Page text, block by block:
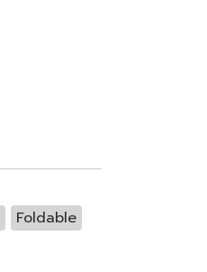
Foldable